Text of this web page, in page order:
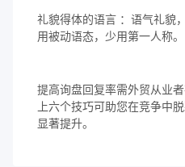
礼貌得体的语言 ：语气礼貌
用被动语态，少用第一人称。
提高询盘回复率需外贸从业
上六个技巧可助您在竞争中
显著提升。